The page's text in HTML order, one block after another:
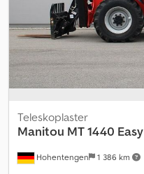
Hohentengen 1 386 km
Teleskoplaster
Manitou MT 1440 Easy